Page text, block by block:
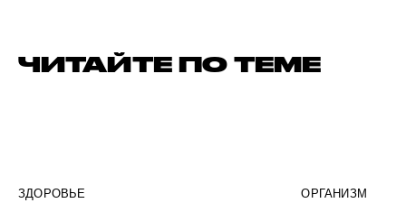
ЧИТАЙТЕ ПО ТЕМЕ
ЗДОРОВЬЕ ОРГАНИЗМ